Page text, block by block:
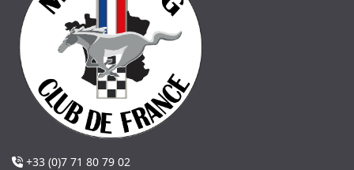
+33 (0)7 71 80 79 02